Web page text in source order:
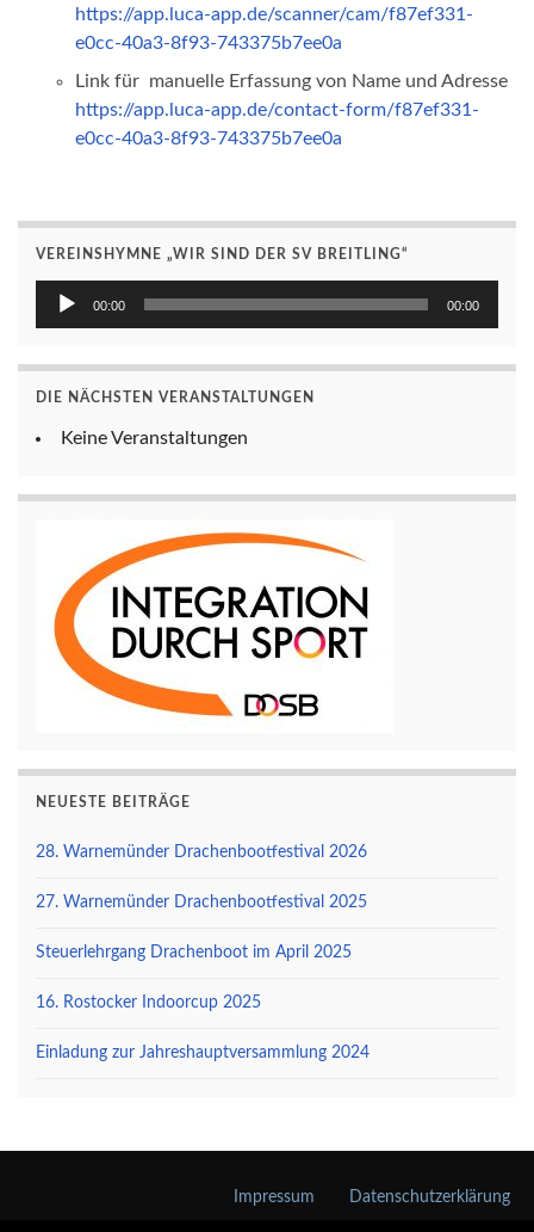
https://app.luca-app.de/scanner/cam/f87ef331-
e0cc-40a3-8f93-743375b7ee0a
Link für manuelle Erfassung von Name und Adresse
https://app.luca-app.de/contact-form/f87ef331-
e0cc-40a3-8f93-743375b7ee0a
VEREINSHYMNE „WIR SIND DER SV BREITLING“
Audio-
00:00 00:00
DIE NÄCHSTEN VERANSTALTUNGEN
Keine Veranstaltungen
NEUESTE BEITRÄGE
28. Warnemünder Drachenbootfestival 2026
27. Warnemünder Drachenbootfestival 2025
Steuerlehrgang Drachenboot im April 2025
16. Rostocker Indoorcup 2025
Einladung zur Jahreshauptversammlung 2024
Impressum Datenschutzerklärung